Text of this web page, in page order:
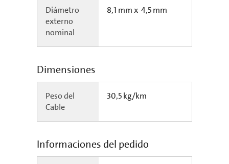
Diámetro
externo
nominal
8,1 mm x 4,5 mm
Dimensiones
Peso del
Cable
30,5 kg/km
Informaciones del pedido